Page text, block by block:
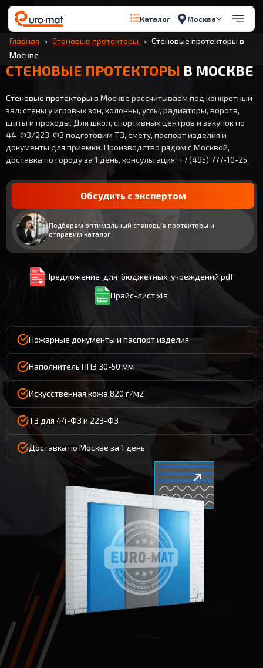
Каталог Москва
Главная Стеновые протекторы
Стеновые протекторы в
Москве
СТЕНОВЫЕ ПРОТЕКТОРЫ В МОСКВЕ
Стеновые протекторы в Москве рассчитываем под конкретный
зал: стены у игровых зон, колонны, углы, радиаторы, ворота,
щиты и проходы. Для школ, спортивных центров и закупок по
44-ФЗ/223-ФЗ подготовим ТЗ, смету, паспорт изделия и
документы для приемки. Производство рядом с Москвой,
доставка по городу за 1 день, консультация: +7 (495) 777-10-25.
Обсудить с экспертом
Подберем оптимальный стеновые протекторы и
отправим каталог
Предложение_для_бюджетных_учреждений.pdf
Прайс-лист.xls
Пожарные документы и паспорт изделия
Наполнитель ППЭ 30-50 мм
Искусственная кожа 820 г/м2
ТЗ для 44-ФЗ и 223-ФЗ
Доставка по Москве за 1 день